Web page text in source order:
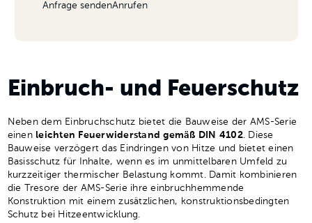
Anfrage sendenAnrufen
Einbruch- und Feuerschutz
Neben dem Einbruchschutz bietet die Bauweise der AMS-Serie
einen leichten Feuerwiderstand gemäß DIN 4102. Diese
Bauweise verzögert das Eindringen von Hitze und bietet einen
Basisschutz für Inhalte, wenn es im unmittelbaren Umfeld zu
kurzzeitiger thermischer Belastung kommt. Damit kombinieren
die Tresore der AMS-Serie ihre einbruchhemmende
Konstruktion mit einem zusätzlichen, konstruktionsbedingten
Schutz bei Hitzeentwicklung.